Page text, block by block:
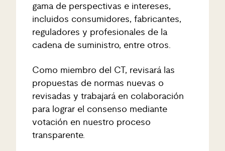
gama de perspectivas e intereses,
incluidos consumidores, fabricantes,
reguladores y profesionales de la
cadena de suministro, entre otros.
Como miembro del CT, revisará las
propuestas de normas nuevas o
revisadas y trabajará en colaboración
para lograr el consenso mediante
votación en nuestro proceso
transparente.